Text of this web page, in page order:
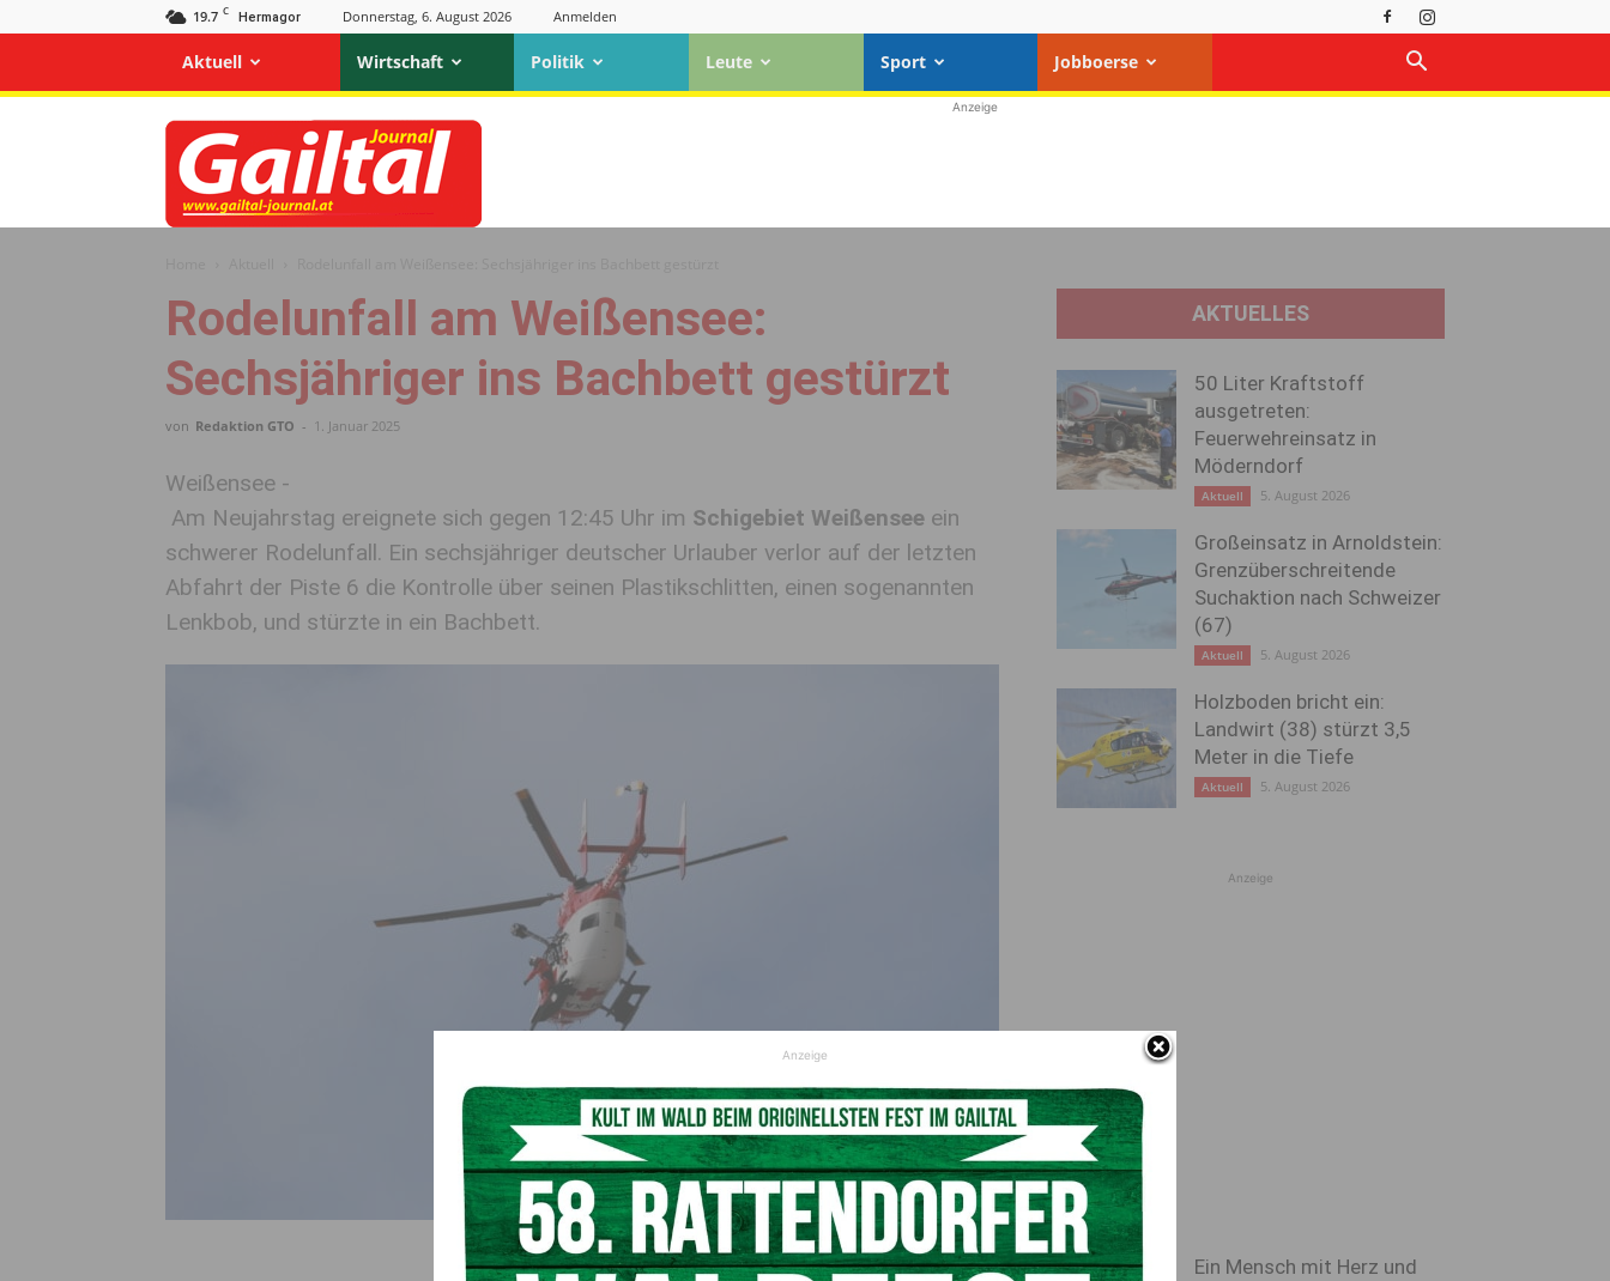
19.7 C Hermagor Donnerstag, 6. August 2026 Anmelden
Aktuell Wirtschaft Politik Leute Sport Jobboerse
Gailtal
Journal
Anzeige
Rodelunfall am Weißensee:
Sechsjähriger ins Bachbett gestürzt
von Redaktion GTO - 1. Januar 2025
Weißensee -
Am Neujahrstag ereignete sich gegen 12:45 Uhr im Schigebiet Weißensee ein
schwerer Rodelunfall. Ein sechsjähriger deutscher Urlauber verlor auf der letzten
Abfahrt der Piste 6 die Kontrolle über seinen Plastikschlitten, einen sogenannten
Lenkbob, und stürzte in ein Bachbett.
© Fatlum Kurtaj
AKTUELLES
50 Liter Kraftstoff
ausgetreten:
Feuerwehreinsatz in
Möderndorf
Aktuell 5. August 2026
Großeinsatz in Arnoldstein:
Grenzüberschreitende
Suchaktion nach Schweizer
(67)
Aktuell 5. August 2026
Holzboden bricht ein:
Landwirt (38) stürzt 3,5
Meter in die Tiefe
Aktuell 5. August 2026
Anzeige
Ein Mensch mit Herz und
Anzeige